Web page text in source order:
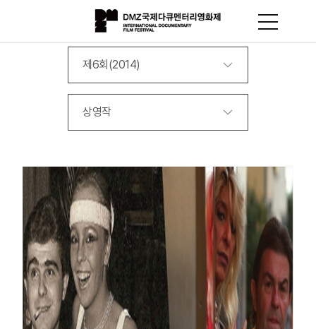
제6회(2014)
상영작